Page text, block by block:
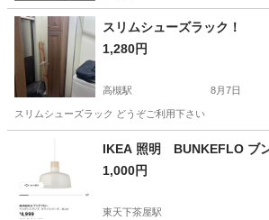
スリムシューズラック！
1,280円
高槻駅 8月7日
スリムシューズラック どうぞご利用下さい
高槻駅
IKEA 照明 BUNKEFLO ブ
1,000円
東天下茶屋駅